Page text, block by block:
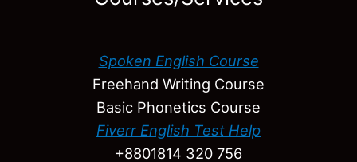
Spoken English Course
Freehand Writing Course
Basic Phonetics Course
Fiverr English Test Help
+8801814 320 756